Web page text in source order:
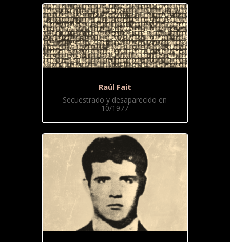
Raúl Fait
Secuestrado y desaparecido en
10/1977